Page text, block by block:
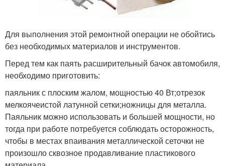
Для выполнения этой ремонтной операции не обойтись
без необходимых материалов и инструментов.
Перед тем как паять расширительный бачок автомобиля,
необходимо приготовить:
паяльник с плоским жалом, мощностью 40 Вт;отрезок
мелкоячеистой латунной сетки;ножницы для металла.
Паяльник можно использовать и большей мощности, но
тогда при работе потребуется соблюдать осторожность,
чтобы в местах впаивания металлической сеточки не
произошло сквозное продавливание пластикового